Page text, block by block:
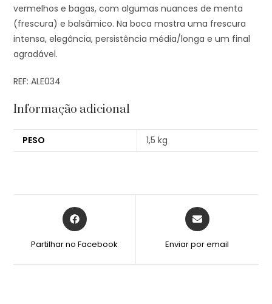
vermelhos e bagas, com algumas nuances de menta
(frescura) e balsâmico. Na boca mostra uma frescura
intensa, elegância, persistência média/longa e um final
agradável.
REF: ALE034
Informação adicional
PESO 1,5 kg
Partilhar no Facebook Enviar por email